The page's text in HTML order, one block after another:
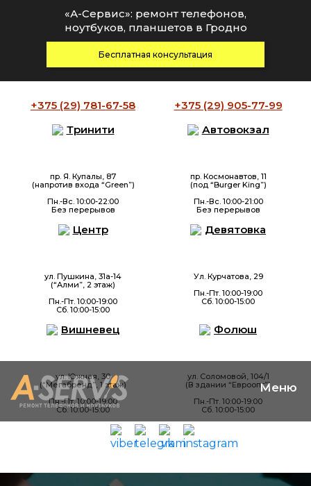
+375 (29) 781-67-58 +375 (29) 905-77-99
Тринити
пр. Я. Купалы, 87
(напротив входа “Green”)
Пн.-Вс. 10:00-22:00
Без перерывов
Автовокзал
пр. Космонавтов, 11
(под “Burger King”)
Пн.-Вс. 10:00-21:00
Без перерывов
Центр
ул. Пушкина, 31а-14
(“Алми”, 2 этаж)
Пн.-Пт. 10:00-19:00
Сб. 10:00-15:00
Девятовка
Ул. Курчатова, 29
Пн.-Пт. 10:00-19:00
Сб. 10:00-15:00
Вишневец
ул. Южная, 30
(“Мегабренд”, 1 этаж)
Пн.-Пт. 10:00-19:00
Сб. 10:00-15:00
Фолюш
ул. Соломовой, 104/1
(В здании “Евроопт”)
Пн.-Пт. 10:00-19:00
Сб. 10:00-15:00
«А-Сервис»: ремонт телефонов,
ноутбуков, планшетов в Гродно
Бесплатная консультация